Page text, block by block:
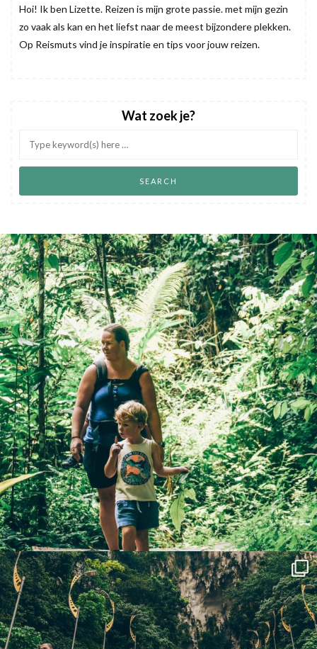
Hoi! Ik ben Lizette. Reizen is mijn grote passie. met mijn gezin
zo vaak als kan en het liefst naar de meest bijzondere plekken.
Op Reismuts vind je inspiratie en tips voor jouw reizen.
Wat zoek je?